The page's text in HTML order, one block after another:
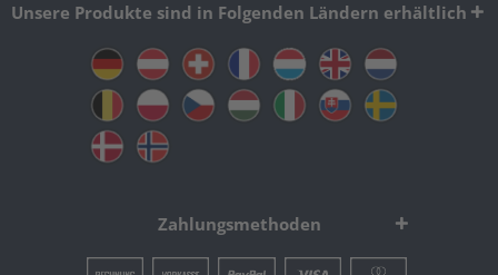
Unsere Produkte sind in Folgenden Ländern erhältlich
Zahlungsmethoden